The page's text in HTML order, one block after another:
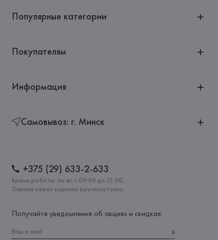
Популярные категории
Покупателям
Информация
Самовывоз: г. Минск
+375 (29) 633-2-633
Время работы: пн-вс с 09:00 до 21:00,
Заказы через корзину круглосуточно
Получайте уведомления об акциях и скидках: